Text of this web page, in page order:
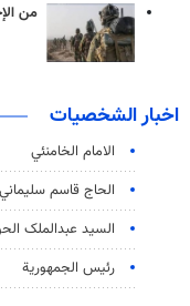
من
اخبار الشخصيات
الامام الخامنئي
الحاج قاسم سليماني
السید عبدالملک
رئيس الجمهورية